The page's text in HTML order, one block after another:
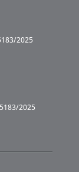
2025
2025